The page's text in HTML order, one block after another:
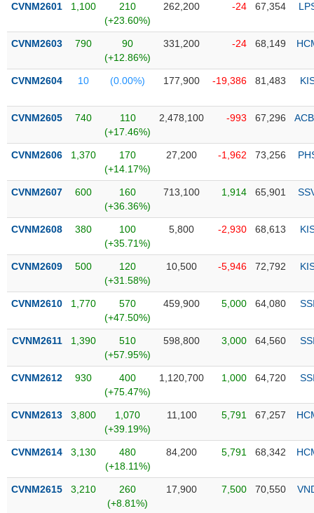
thái
phiếu
mô
thị
Niêm
Niêm
mới
yết
sung
niêm
yết
Theo
dõi
biệt
được
quỹ
CVNM2601 1,100
210
(+23.60%)
262,200 -24 67,354
CVNM2603 790
90
(+12.86%)
331,200 -24 68,149
CVNM2604 10 (0.00%) 177,900 -19,386 81,483
CVNM2605 740
110
(+17.46%)
2,478,100 -993 67,296
CVNM2606 1,370
170
(+14.17%)
27,200 -1,962 73,256
CVNM2607 600
160
(+36.36%)
713,100 1,914 65,901
CVNM2608 380
100
(+35.71%)
5,800 -2,930 68,613
CVNM2609 500
120
(+31.58%)
10,500 -5,946 72,792
CVNM2610 1,770
570
(+47.50%)
459,900 5,000 64,080
CVNM2611 1,390
510
(+57.95%)
598,800 3,000 64,560
CVNM2612 930
400
(+75.47%)
1,120,700 1,000 64,720
CVNM2613 3,800
1,070
(+39.19%)
11,100 5,791 67,257
CVNM2614 3,130
480
(+18.11%)
84,200 5,791 68,342
CVNM2615 3,210
260
(+8.81%)
17,900 7,500 70,550
NGÀNH
DOANH
NGHIỆP
PHIẾU
PHÁI
TRÁI
CÔNG
ĐẦU
TƯ
DỮ